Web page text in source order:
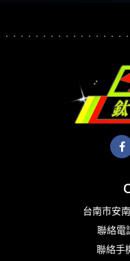
台南市安
聯絡電
聯絡手